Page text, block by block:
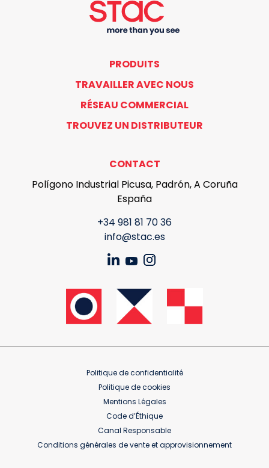
PRODUITS
TRAVAILLER AVEC NOUS
RÉSEAU COMMERCIAL
TROUVEZ UN DISTRIBUTEUR
CONTACT
Polígono Industrial Picusa, Padrón, A Coruña
España
+34 981 81 70 36
info@stac.es
Politique de confidentialité
Politique de cookies
Mentions Légales
Code d’Éthique
Canal Responsable
Conditions générales de vente et approvisionnement